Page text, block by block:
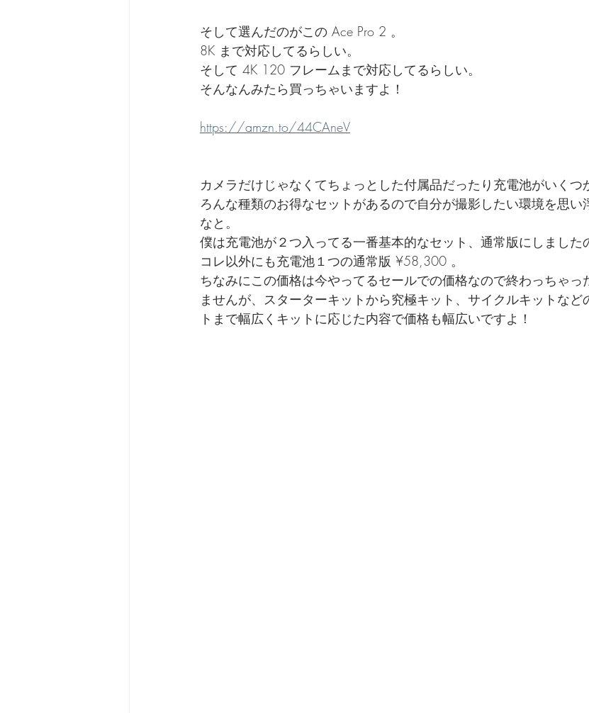
そして選んだのがこの Ace Pro 2 。
8K まで対応してるらしい。
そして 4K 120 フレームまで対応してるらしい。
そんなんみたら買っちゃいますよ！
https://amzn.to/44CAneV
カメラだけじゃなくてちょっとした付属品だったり充電池がいくつ
ろんな種類のお得なセットがあるので自分が撮影したい環境を思
なと。
僕は充電池が２つ入ってる一番基本的なセット、通常版にしました
コレ以外にも充電池１つの通常版 ¥58,300 。
ちなみにこの価格は今やってるセールでの価格なので終わっちゃ
ませんが、スターターキットから究極キット、サイクルキットなど
トまで幅広くキットに応じた内容で価格も幅広いですよ！